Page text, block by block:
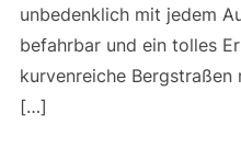
unbedenklich mit jedem
befahrbar und ein tolles
kurvenreiche Bergstraßen
[…]